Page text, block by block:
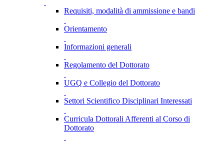
Requisiti, modalità di ammissione e bandi
Orientamento
Informazioni generali
Regolamento del Dottorato
UGQ e Collegio del Dottorato
Settori Scientifico Disciplinari Interessati
Curricula Dottorali Afferenti al Corso di
Dottorato